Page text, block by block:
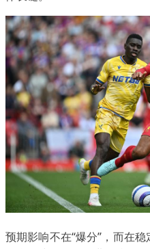
预期影响不在“爆分”，而在